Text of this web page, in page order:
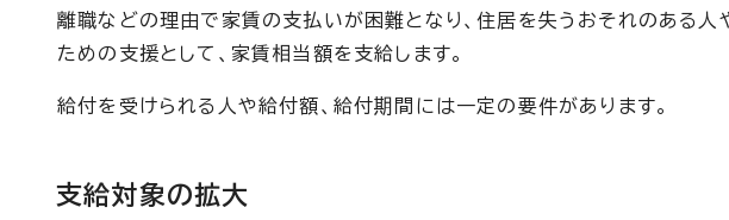
離職などの理由で家賃の支払いが困難となり、住居を失うおそれのある人
ための支援として、家賃相当額を支給します。
給付を受けられる人や給付額、給付期間には一定の要件があります。
支給対象の拡大